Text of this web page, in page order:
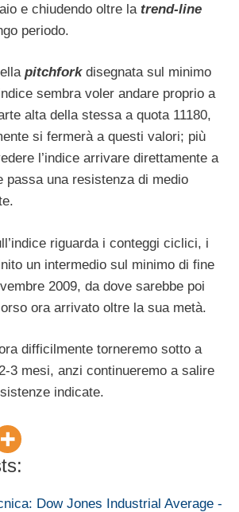
e chiudendo oltre la trend-line
periodo.
pitchfork disegnata sul minimo
sembra voler andare proprio a
alta della stessa a quota 11180,
si fermerà a questi valori; più
l’indice arrivare direttamente a
passa una resistenza di medio
riguarda i conteggi ciclici, i
un intermedio sul minimo di fine
2009, da dove sarebbe poi
ora arrivato oltre la sua metà.
difficilmente torneremo sotto a
3 mesi, anzi continueremo a salire
indicate.
Dow Jones Industrial Average -